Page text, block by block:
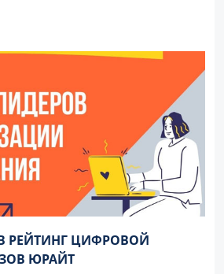
РЕЙТИНГ ЦИФРОВОЙ
ЮРАЙТ